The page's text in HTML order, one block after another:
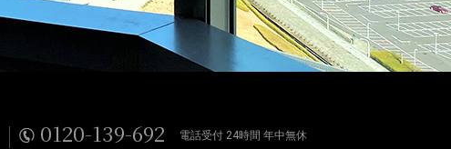
0120-139-692 電話受付 24時間 年中無休